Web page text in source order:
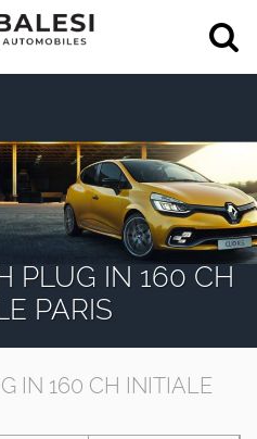
PLUG IN 160 CH
PARIS
IN 160 CH INITIALE